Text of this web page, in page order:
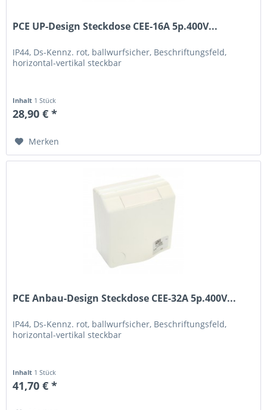
PCE UP-Design Steckdose CEE-16A 5p.400V...
IP44, Ds-Kennz. rot, ballwurfsicher, Beschriftungsfeld,
horizontal-vertikal steckbar
Inhalt 1 Stück
28,90 € *
Merken
PCE Anbau-Design Steckdose CEE-32A 5p.400V...
IP44, Ds-Kennz. rot, ballwurfsicher, Beschriftungsfeld,
horizontal-vertikal steckbar
Inhalt 1 Stück
41,70 € *